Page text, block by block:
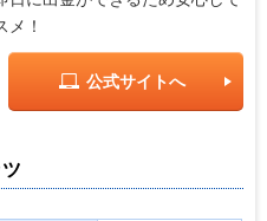
！
公式サイトへ